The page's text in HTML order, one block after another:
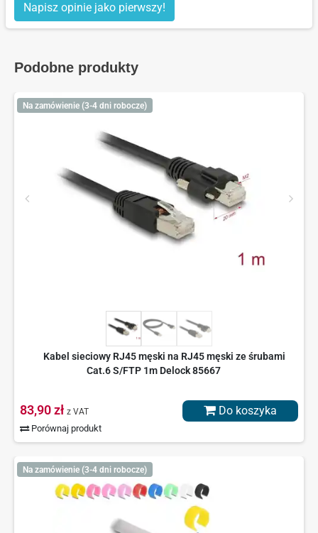
Napisz opinie jako pierwszy!
Podobne produkty
Na zamówienie (3-4 dni robocze)
Kabel sieciowy RJ45 męski na RJ45 męski ze śrubami
Cat.6 S/FTP 1m Delock 85667
83,90 zł z VAT
Porównaj produkt
Do koszyka
Na zamówienie (3-4 dni robocze)